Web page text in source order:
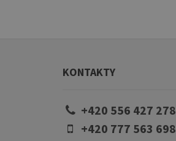
KONTAKTY
+420 556 427 278
+420 777 563 698